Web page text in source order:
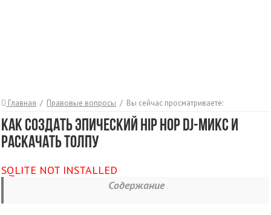
Главная / Правовые вопросы / Вы сейчас просматриваете:
Как создать эпический hip hop Dj-микс и
раскачать толпу
SQLITE NOT INSTALLED
Содержание